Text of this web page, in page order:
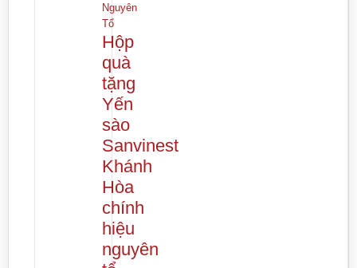
Nguyên
Tổ
Hộp
quà
tặng
Yến
sào
Sanvinest
Khánh
Hòa
chính
hiệu
nguyên